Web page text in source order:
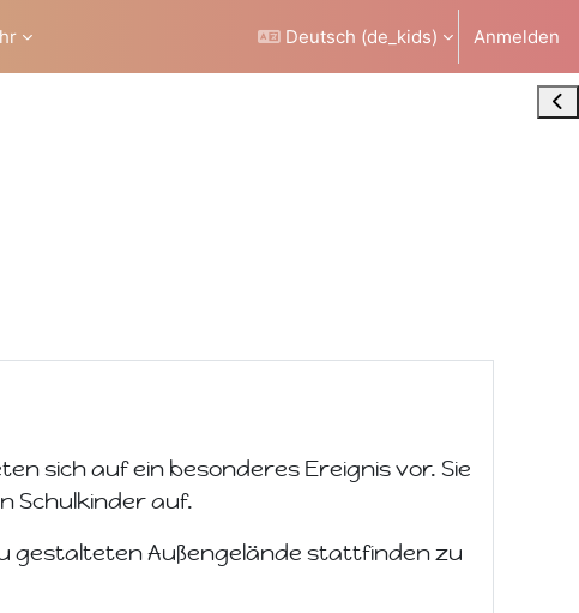
Deutsch ‎(de_kids)‎ Anmelden
sich auf ein besonderes Ereignis vor. Sie
Schulkinder auf.
gestalteten Außengelände stattfinden zu